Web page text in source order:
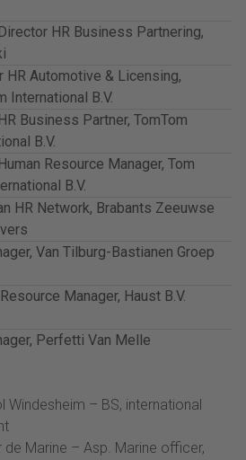
HR Business Partnering,
HR Automotive & Licensing,
International B.V.
Business Partner, TomTom
B.V.
Resource Manager, Tom
B.V.
HR Network, Brabants Zeeuwse
Van Tilburg-Bastianen Groep
Manager, Haust B.V.
Perfetti Van Melle
Windesheim – BS, international
de Marine – Asp. Marine officer,